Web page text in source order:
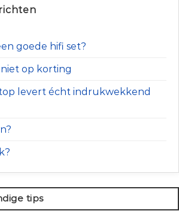
goede hifi set?
niet op korting
levert écht indrukwekkend
tips